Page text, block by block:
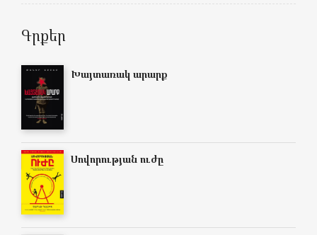
Գրքեր
Խայտառակ արարք
Սովորության ուժը